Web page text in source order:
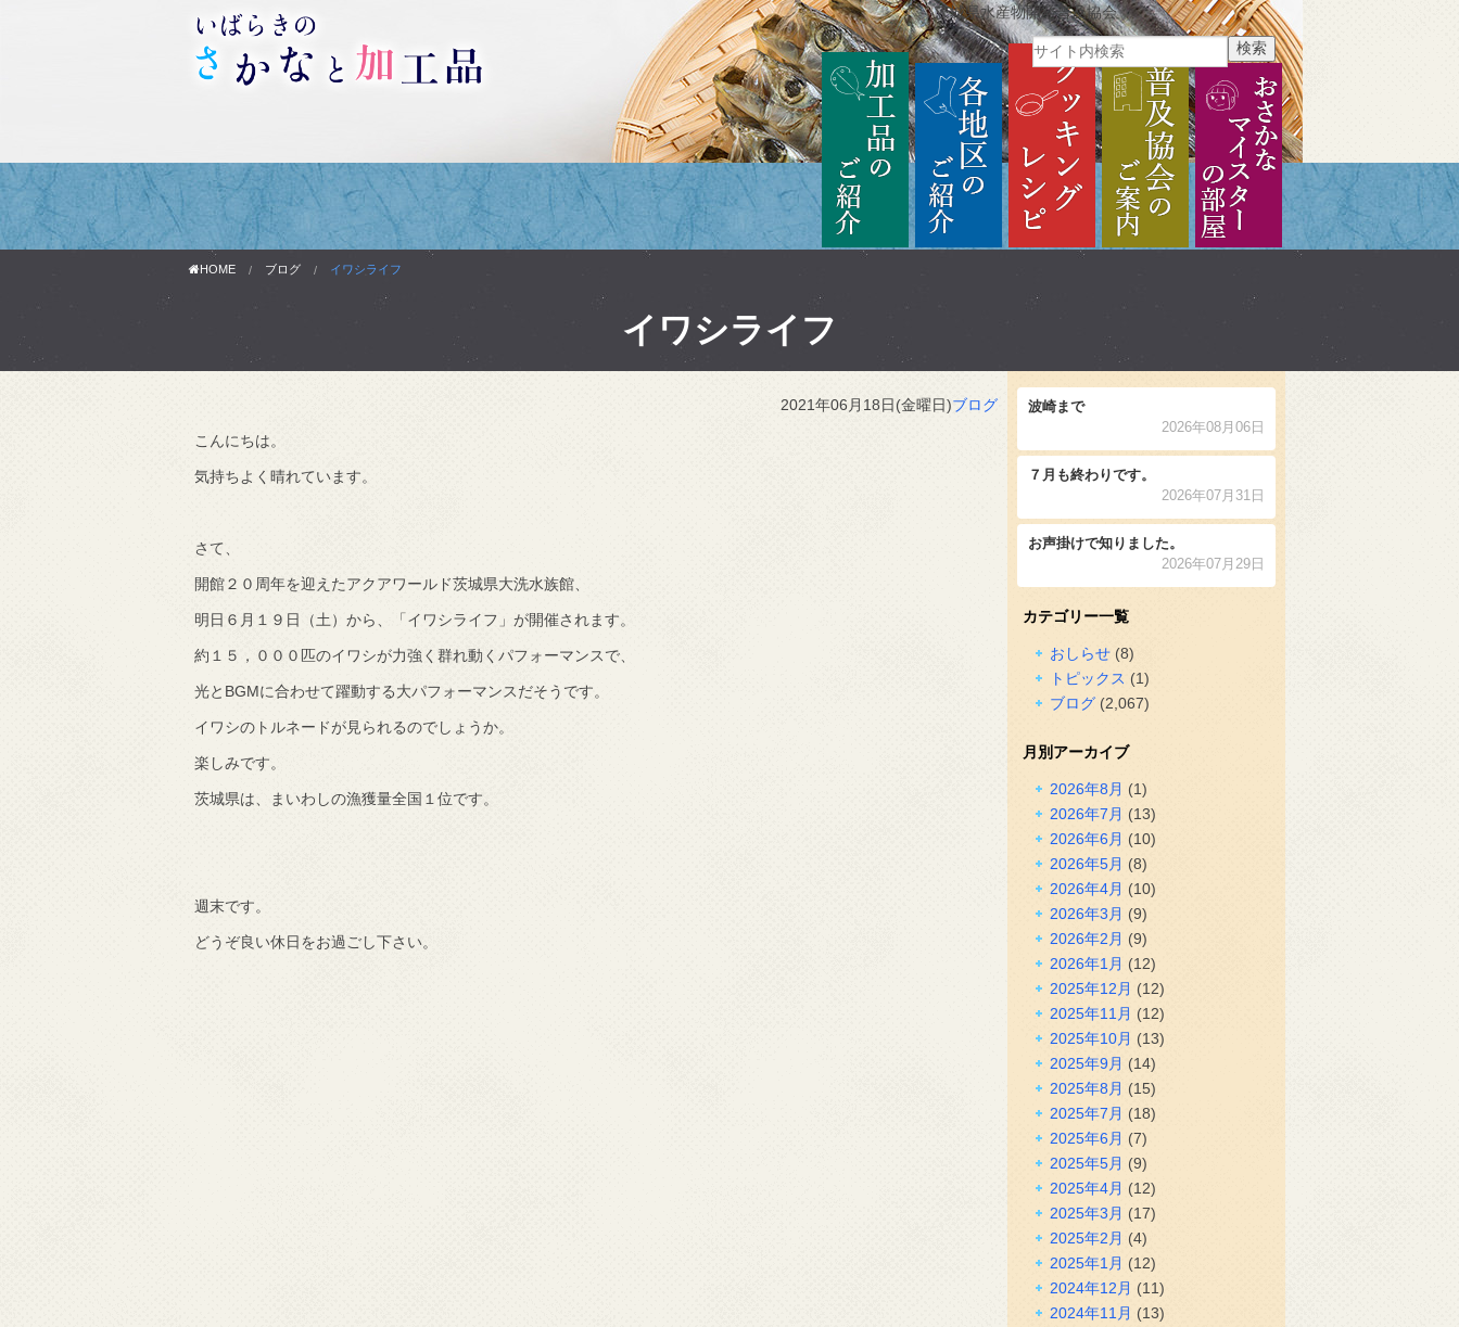
茨城県水産物開発普及協会
おさかなマイスターの部
普及協会のご案内
クッキングレシピ
各地区のご紹介
加工品のご紹介
HOME ブログ イワシライフ
イワシライフ
2021年06月18日(金曜日)ブログ
こんにちは。
気持ちよく晴れています。
さて、
開館２０周年を迎えたアクアワールド茨城県大洗水族館、
明日６月１９日（土）から、「イワシライフ」が開催されます。
約１５，０００匹のイワシが力強く群れ動くパフォーマンスで、
光とBGMに合わせて躍動する大パフォーマンスだそうです。
イワシのトルネードが見られるのでしょうか。
楽しみです。
茨城県は、まいわしの漁獲量全国１位です。
週末です。
どうぞ良い休日をお過ごし下さい。
波崎まで
2026年08月06日
７月も終わりです。
2026年07月31日
お声掛けで知りました。
2026年07月29日
カテゴリー一覧
おしらせ(8)
トピックス (1)
ブログ(2,067)
月別アーカイブ
2026年8月 (1)
2026年7月 (13)
2026年6月 (10)
2026年5月 (8)
2026年4月 (10)
2026年3月 (9)
2026年2月 (9)
2026年1月 (12)
2025年12月 (12)
2025年11月 (12)
2025年10月 (13)
2025年9月 (14)
2025年8月 (15)
2025年7月 (18)
2025年6月 (7)
2025年5月 (9)
2025年4月 (12)
2025年3月 (17)
2025年2月 (4)
2025年1月 (12)
2024年12月 (11)
2024年11月 (13)